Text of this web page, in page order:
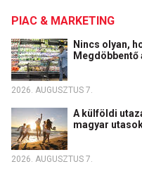
PIAC & MARKETING
Nincs olyan,
Megdöbbentő
2026. AUGUSZTUS 7.
A külföldi
magyar
2026. AUGUSZTUS 7.